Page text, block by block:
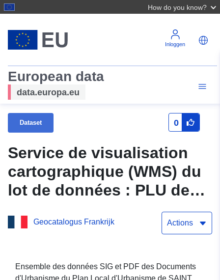
How do you know?
Inloggen
European data
data.europa.eu
Dataset 0
Service de visualisation
cartographique (WMS) du
lot de données : PLU de
SAINT PAUL LES ROMANS
26323 - Mise en
21/05/2019
Geocatalogus Frankrijk Actions
Ensemble des données SIG et PDF des Documents